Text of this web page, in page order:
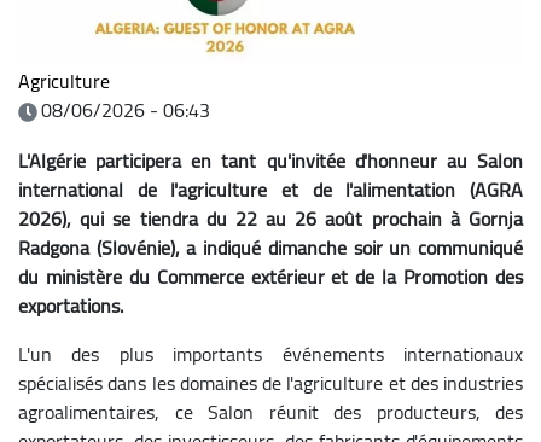
Agriculture
08/06/2026 - 06:43
L'Algérie participera en tant qu'invitée d'honneur au Salon
international de l'agriculture et de l'alimentation (AGRA
2026), qui se tiendra du 22 au 26 août prochain à Gornja
Radgona (Slovénie), a indiqué dimanche soir un communiqué
du ministère du Commerce extérieur et de la Promotion des
exportations.
L'un des plus importants événements internationaux
spécialisés dans les domaines de l'agriculture et des industries
agroalimentaires, ce Salon réunit des producteurs, des